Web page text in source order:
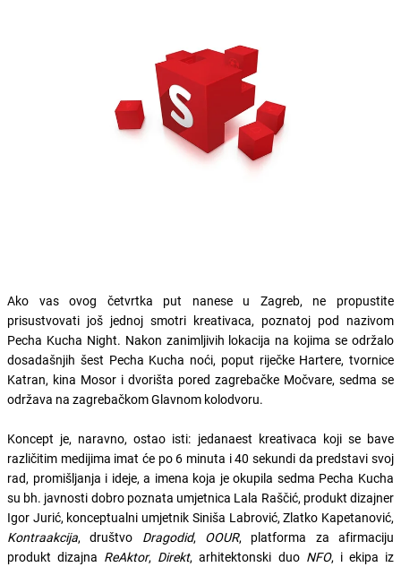
Ako vas ovog četvrtka put nanese u Zagreb, ne propustite
prisustvovati još jednoj smotri kreativaca, poznatoj pod nazivom
Pecha Kucha Night. Nakon zanimljivih lokacija na kojima se održalo
dosadašnjih šest Pecha Kucha noći, poput riječke Hartere, tvornice
Katran, kina Mosor i dvorišta pored zagrebačke Močvare, sedma se
održava na zagrebačkom Glavnom kolodvoru.
Koncept je, naravno, ostao isti: jedanaest kreativaca koji se bave
različitim medijima imat će po 6 minuta i 40 sekundi da predstavi svoj
rad, promišljanja i ideje, a imena koja je okupila sedma Pecha Kucha
su bh. javnosti dobro poznata umjetnica Lala Raščić, produkt dizajner
Igor Jurić, konceptualni umjetnik Siniša Labrović, Zlatko Kapetanović,
Kontraakcija, društvo Dragodid, OOUR, platforma za afirmaciju
produkt dizajna ReAktor, Direkt, arhitektonski duo NFO, i ekipa iz